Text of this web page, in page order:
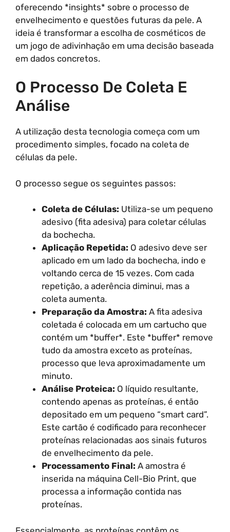
oferecendo *insights* sobre o processo de
envelhecimento e questões futuras da pele. A
ideia é transformar a escolha de cosméticos de
um jogo de adivinhação em uma decisão baseada
em dados concretos.
O Processo De Coleta E
Análise
A utilização desta tecnologia começa com um
procedimento simples, focado na coleta de
células da pele.
O processo segue os seguintes passos:
Coleta de Células: Utiliza-se um pequeno
adesivo (fita adesiva) para coletar células
da bochecha.
Aplicação Repetida: O adesivo deve ser
aplicado em um lado da bochecha, indo e
voltando cerca de 15 vezes. Com cada
repetição, a aderência diminui, mas a
coleta aumenta.
Preparação da Amostra: A fita adesiva
coletada é colocada em um cartucho que
contém um *buffer*. Este *buffer* remove
tudo da amostra exceto as proteínas,
processo que leva aproximadamente um
minuto.
Análise Proteica: O líquido resultante,
contendo apenas as proteínas, é então
depositado em um pequeno “smart card”.
Este cartão é codificado para reconhecer
proteínas relacionadas aos sinais futuros
de envelhecimento da pele.
Processamento Final: A amostra é
inserida na máquina Cell-Bio Print, que
processa a informação contida nas
proteínas.